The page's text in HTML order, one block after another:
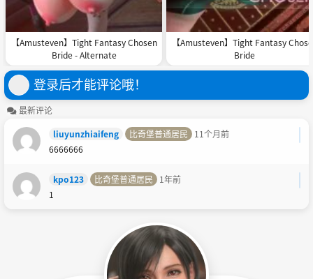
【Amusteven】Tight Fantasy Chosen
Bride - Alternate
【Amusteven】Tight Fantasy
Bride
登录后才能评论哦！
最新评论
liuyunzhiaifeng
比奇堡普通居民
11个月前
6666666
kpo123 比奇堡普通居民
1年前
1